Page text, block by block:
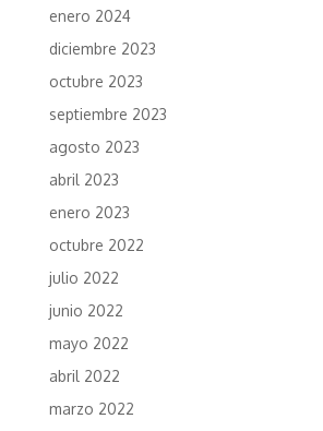
enero 2024
diciembre 2023
octubre 2023
septiembre 2023
agosto 2023
abril 2023
enero 2023
octubre 2022
julio 2022
junio 2022
mayo 2022
abril 2022
marzo 2022